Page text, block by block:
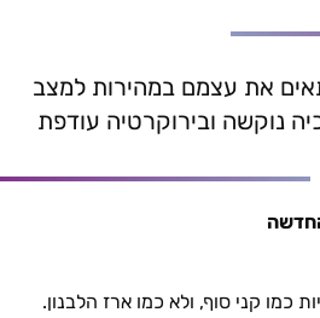
החדשה | פרופ' אורלי
את עצמם במהירות למצב
נוקשה ובירוקרטיה עודפת
כמו קני סוף, ולא כמו ארז הלבנון.